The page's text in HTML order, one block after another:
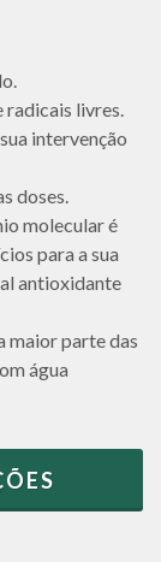
radicais livres.
intervenção
doses.
molecular é
para a sua
antioxidante
maior parte das
água